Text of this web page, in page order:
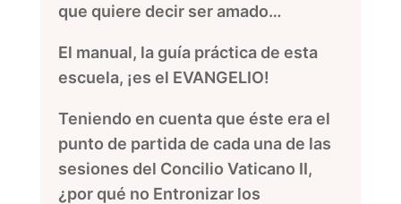
que quiere decir ser amado…
El manual, la guía práctica de esta
escuela, ¡es el EVANGELIO!
Teniendo en cuenta que éste era el
punto de partida de cada una de las
sesiones del Concilio Vaticano II,
¿por qué no Entronizar los